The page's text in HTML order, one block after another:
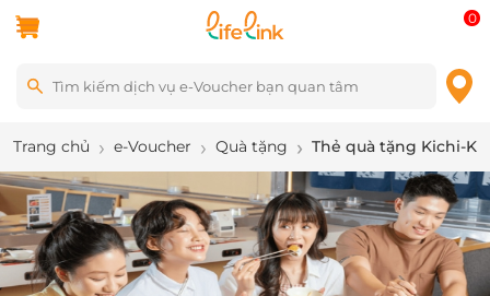
0
Trang chủ e-Voucher Quà tặng Thẻ quà tặng Kichi-